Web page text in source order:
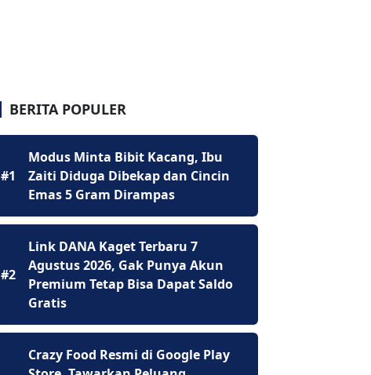
BERITA POPULER
#1
Modus Minta Bibit Kacang, Ibu
Zaiti Diduga Dibekap dan Cincin
Emas 5 Gram Dirampas
#2
Link DANA Kaget Terbaru 7
Agustus 2026, Gak Punya Akun
Premium Tetap Bisa Dapat Saldo
Gratis
Crazy Food Resmi di Google Play